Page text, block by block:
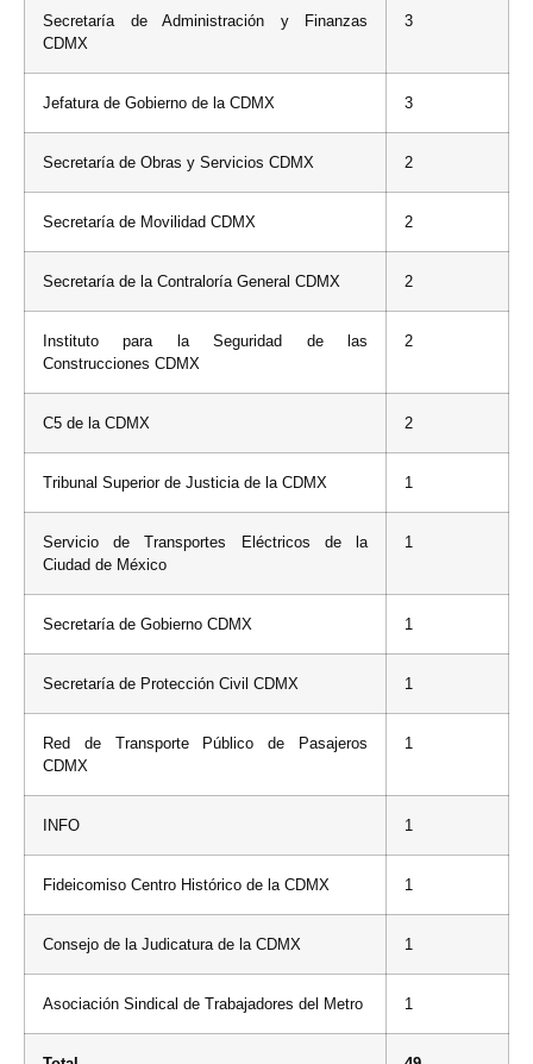
Secretaría de Administración y Finanzas
CDMX
3
Jefatura de Gobierno de la CDMX 3
Secretaría de Obras y Servicios CDMX 2
Secretaría de Movilidad CDMX 2
Secretaría de la Contraloría General CDMX 2
Instituto para la Seguridad de las
Construcciones CDMX
2
C5 de la CDMX 2
Tribunal Superior de Justicia de la CDMX 1
Servicio de Transportes Eléctricos de la
Ciudad de México
1
Secretaría de Gobierno CDMX 1
Secretaría de Protección Civil CDMX 1
Red de Transporte Público de Pasajeros
CDMX
1
INFO 1
Fideicomiso Centro Histórico de la CDMX 1
Consejo de la Judicatura de la CDMX 1
Asociación Sindical de Trabajadores del Metro 1